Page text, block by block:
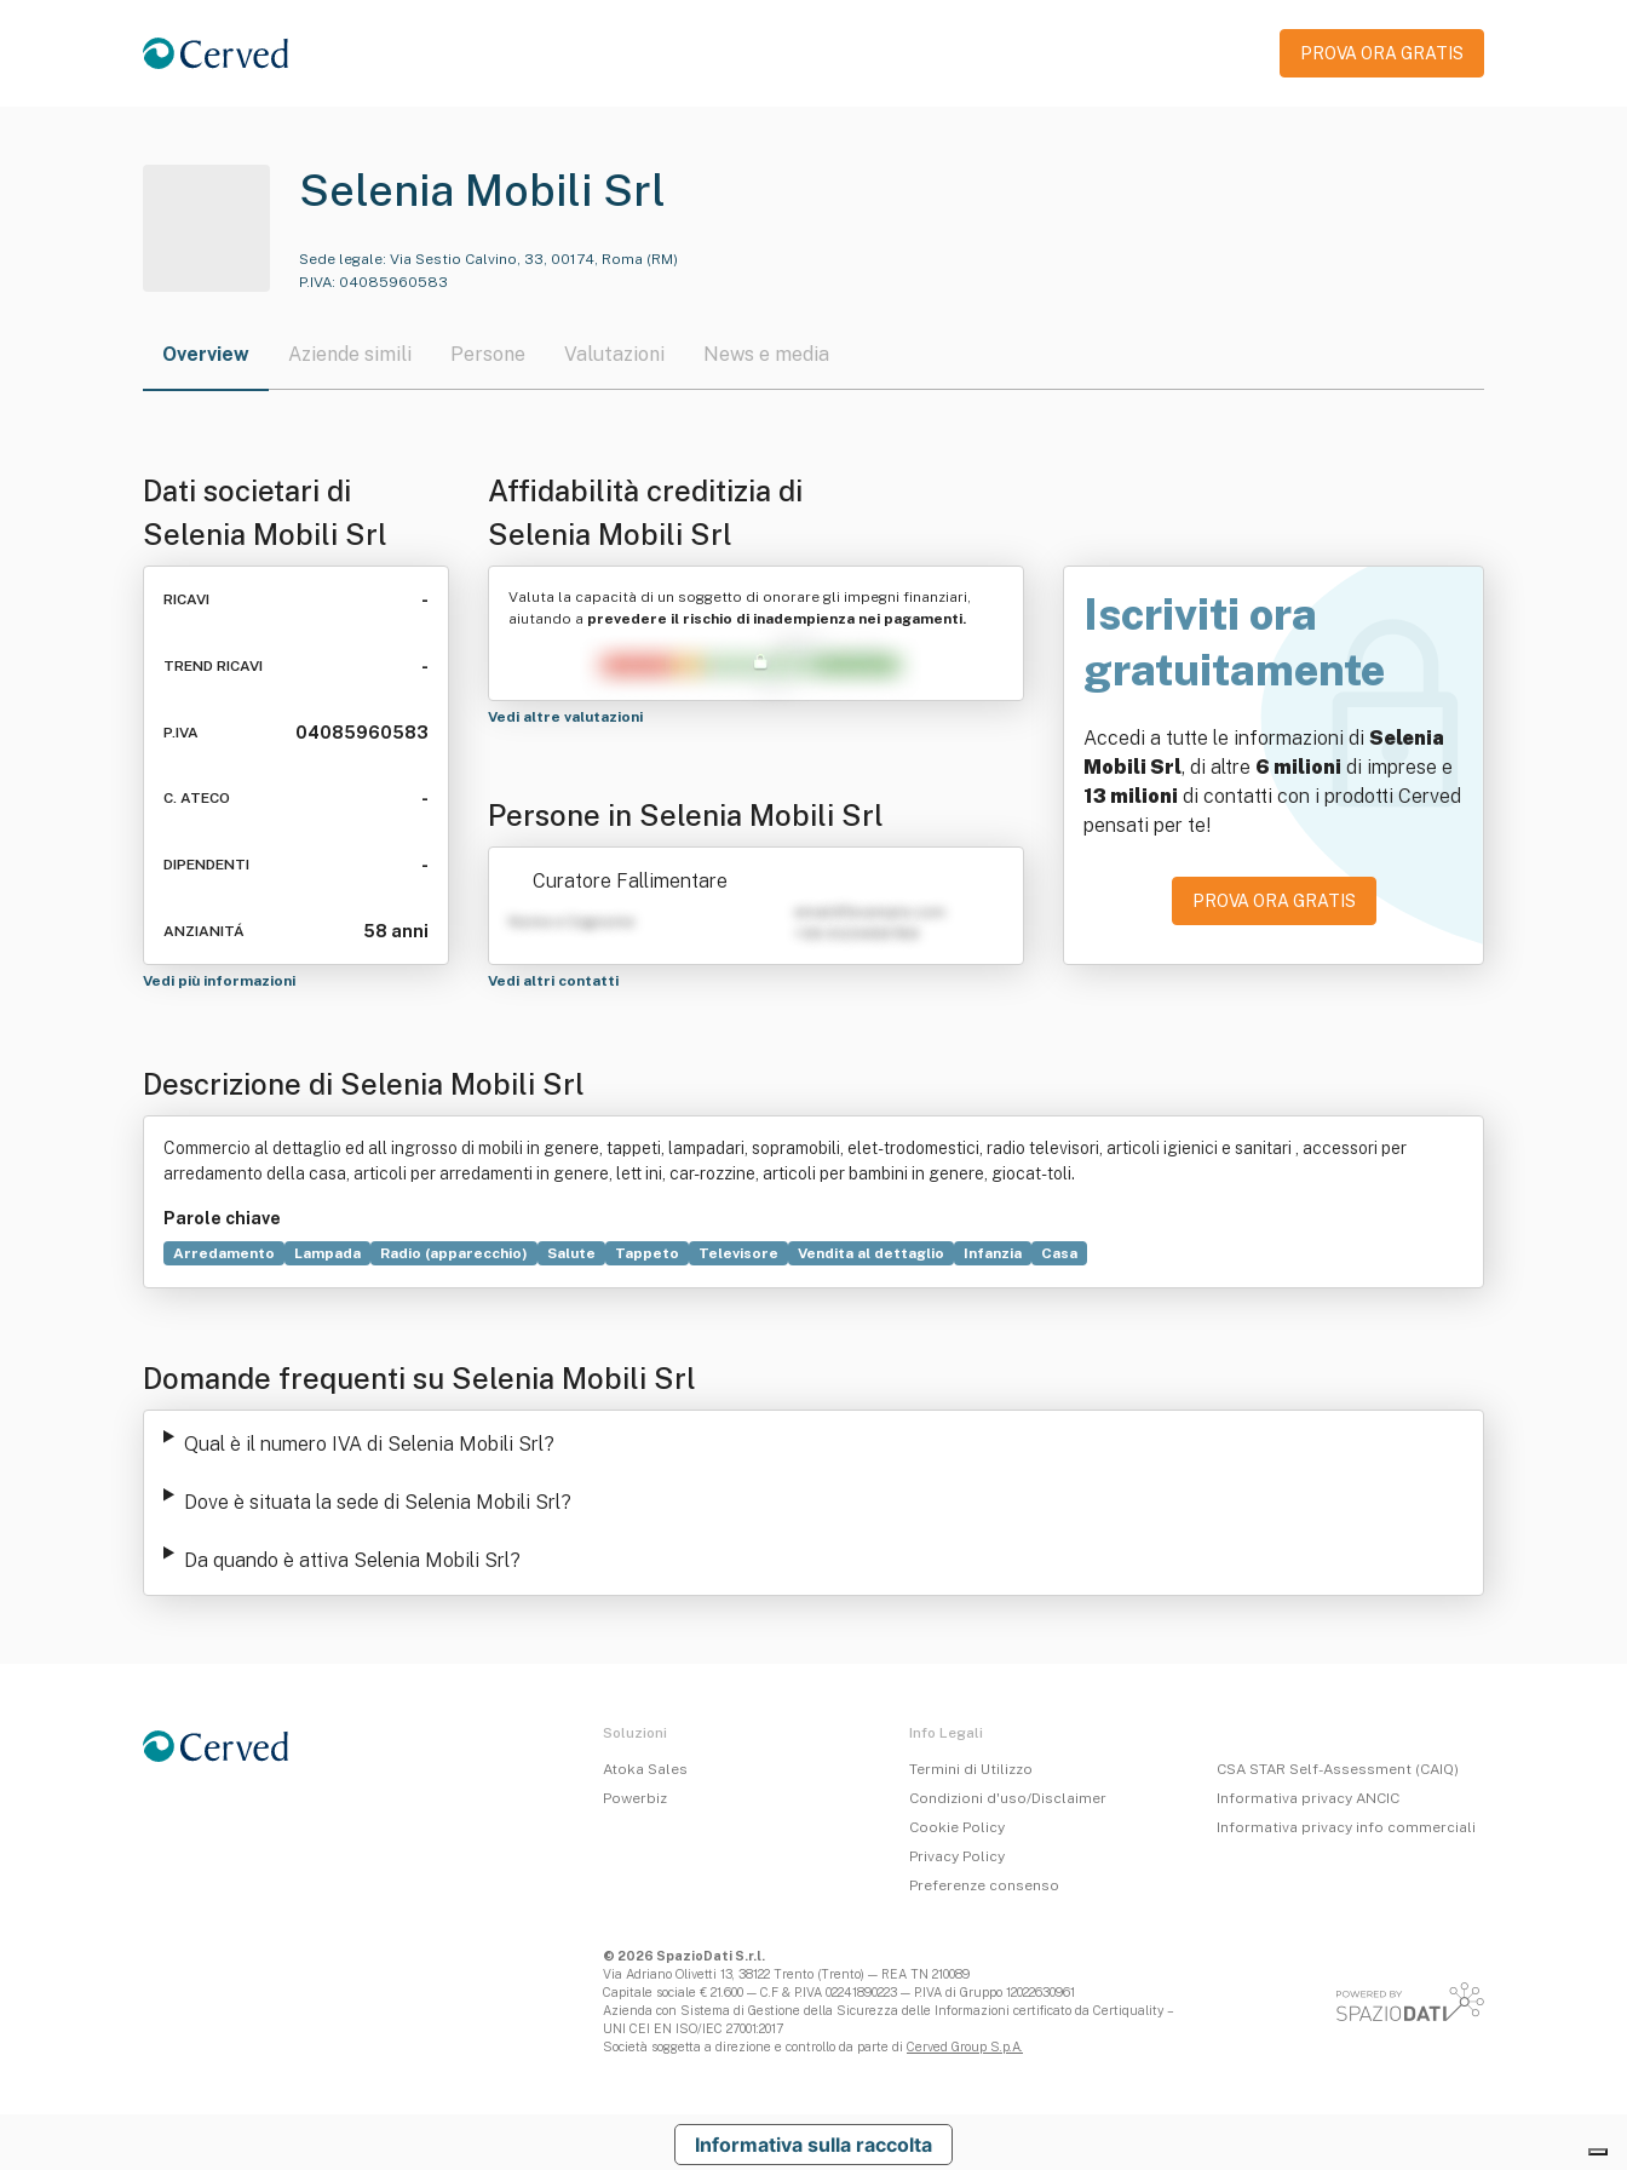
PROVA ORA GRATIS
Selenia Mobili Srl
Sede legale: Via Sestio Calvino, 33, 00174, Roma (RM)
P.IVA: 04085960583
Overview Aziende simili Persone Valutazioni News e media
Dati societari di
Selenia Mobili Srl
RICAVI -
TREND RICAVI -
P.IVA 04085960583
C. ATECO -
DIPENDENTI -
ANZIANITÁ 58 anni
Vedi più informazioni
Affidabilità creditizia di
Selenia Mobili Srl
Valuta la capacità di un soggetto di onorare gli impegni finanziari,
aiutando a prevedere il rischio di inadempienza nei pagamenti.
Vedi altre valutazioni
Persone in Selenia Mobili Srl
Curatore Fallimentare
Nome e Cognome
Vedi altri contatti
Iscriviti ora
gratuitamente
Accedi a tutte le informazioni di Selenia
Mobili Srl, di altre 6 milioni di imprese e
13 milioni di contatti con i prodotti Cerved
pensati per te!
PROVA ORA GRATIS
Descrizione di Selenia Mobili Srl
Commercio al dettaglio ed all ingrosso di mobili in genere, tappeti, lampadari, sopramobili, elet- trodomestici, radio televisori, articoli igienici e sanitari , accessori per
arredamento della casa, articoli per arredamenti in genere, lett ini, car- rozzine, articoli per bambini in genere, giocat- toli.
Parole chiave
Arredamento Lampada Radio (apparecchio) Salute Tappeto Televisore Vendita al dettaglio Infanzia Casa
Domande frequenti su Selenia Mobili Srl
Qual è il numero IVA di Selenia Mobili Srl?
Dove è situata la sede di Selenia Mobili Srl?
Da quando è attiva Selenia Mobili Srl?
Soluzioni
Atoka Sales
Powerbiz
Info Legali
Termini di Utilizzo
Condizioni d'uso/Disclaimer
Cookie Policy
Privacy Policy
Preferenze consenso
CSA STAR Self-Assessment (CAIQ)
Informativa privacy ANCIC
Informativa privacy info commerciali
© 2026 SpazioDati S.r.l.
Via Adriano Olivetti 13, 38122 Trento (Trento) — REA TN 210089
Capitale sociale € 21.600 — C.F & P.IVA 02241890223 — P.IVA di Gruppo 12022630961
Azienda con Sistema di Gestione della Sicurezza delle Informazioni certificato da Certiquality –
UNI CEI EN ISO/IEC 27001:2017
Società soggetta a direzione e controllo da parte di Cerved Group S.p.A.
Informativa sulla raccolta